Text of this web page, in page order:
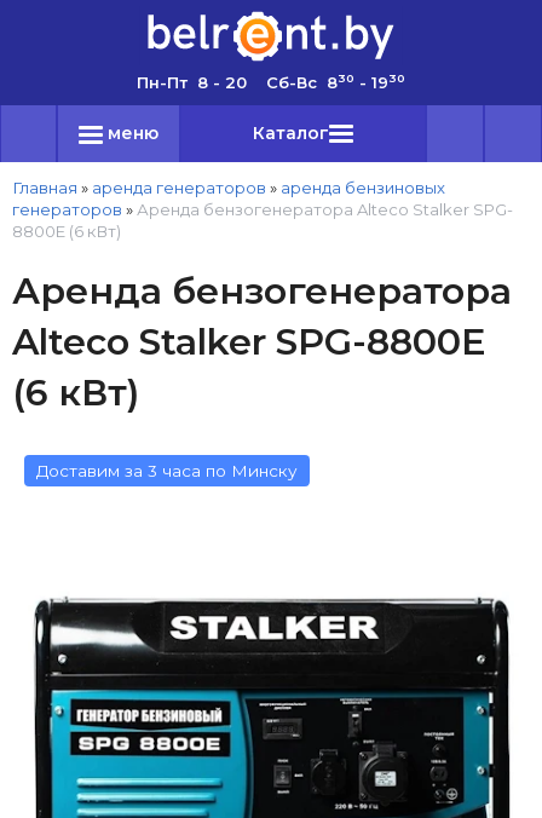
Пн-Пт 8 - 20 Сб-Вс 830 - 1930
меню Каталог
Главная » аренда генераторов » аренда бензиновых
генераторов » Аренда бензогенератора Alteco Stalker SPG-
8800E (6 кВт)
Аренда бензогенератора
Alteco Stalker SPG-8800E
(6 кВт)
Доставим за 3 часа по Минску